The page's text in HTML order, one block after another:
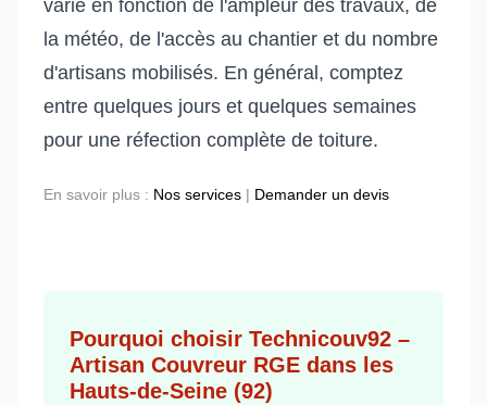
varie en fonction de l'ampleur des travaux, de
la météo, de l'accès au chantier et du nombre
d'artisans mobilisés. En général, comptez
entre quelques jours et quelques semaines
pour une réfection complète de toiture.
En savoir plus : Nos services | Demander un devis
Pourquoi choisir Technicouv92 –
Artisan Couvreur RGE dans les
Hauts-de-Seine (92)